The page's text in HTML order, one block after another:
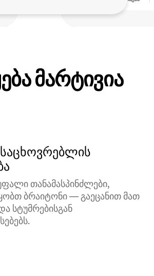
მარტივია
თანამასპინძლები,
ბრაიტონი — გაეცანით მათ
სტუმრებისგან